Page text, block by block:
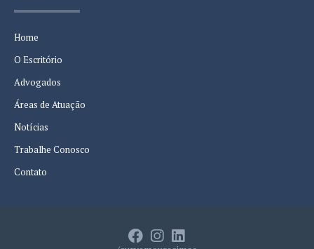
Home
O Escritório
Advogados
Áreas de Atuação
Notícias
Trabalhe Conosco
Contato